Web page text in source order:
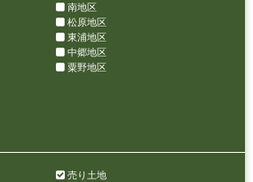
南地区
松原地区
東浦地区
中郷地区
粟野地区
売り土地